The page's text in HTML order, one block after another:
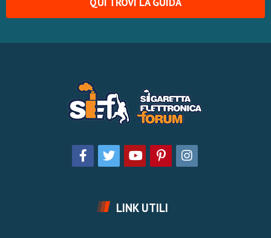
LINK UTILI